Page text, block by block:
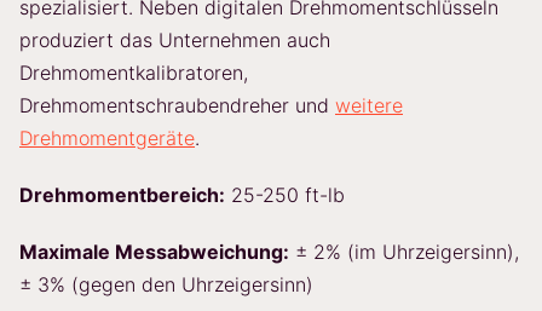
spezialisiert. Neben digitalen Drehmomentschlüsseln
produziert das Unternehmen auch
Drehmomentkalibratoren,
Drehmomentschraubendreher und weitere
Drehmomentgeräte.
Drehmomentbereich: 25-250 ft-lb
Maximale Messabweichung: ± 2% (im Uhrzeigersinn),
± 3% (gegen den Uhrzeigersinn)